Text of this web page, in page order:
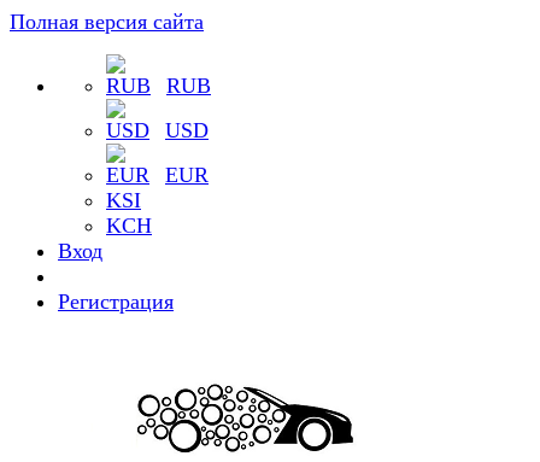
Полная версия сайта
RUB
USD
EUR
KSI
KCH
Вход
Регистрация